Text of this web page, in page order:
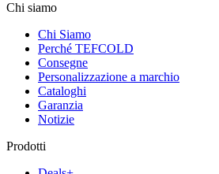
Chi siamo
Chi Siamo
Perché TEFCOLD
Consegne
Personalizzazione a marchio
Cataloghi
Garanzia
Notizie
Prodotti